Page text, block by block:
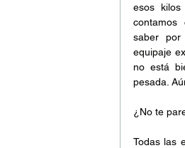
esos
saber por
equipaje
no está
pesada.
¿No te
Todas las